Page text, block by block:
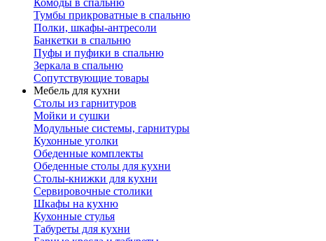
Комоды в спальню
Тумбы прикроватные в спальню
Полки, шкафы-антресоли
Банкетки в спальню
Пуфы и пуфики в спальню
Зеркала в спальню
Сопутствующие товары
Мебель для кухни
Столы из гарнитуров
Мойки и сушки
Модульные системы, гарнитуры
Кухонные уголки
Обеденные комплекты
Обеденные столы для кухни
Столы-книжки для кухни
Сервировочные столики
Шкафы на кухню
Кухонные стулья
Табуреты для кухни